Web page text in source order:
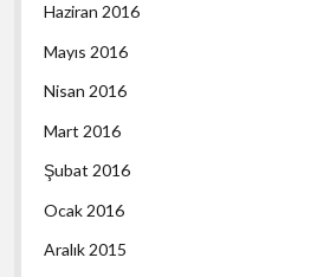
Haziran 2016
Mayıs 2016
Nisan 2016
Mart 2016
Şubat 2016
Ocak 2016
Aralık 2015